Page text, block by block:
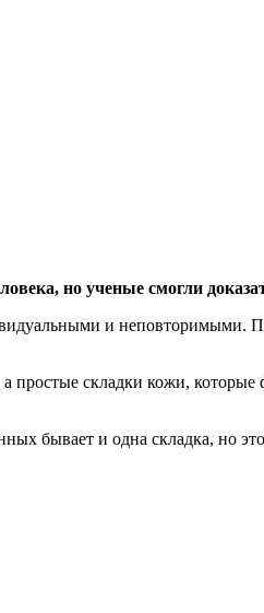
но ученые смогли
и неповторимыми.
простые складки кожи,
бывает и одна складка, но